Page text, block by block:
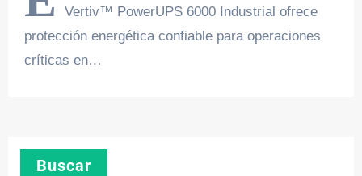
Vertiv™ PowerUPS 6000 Industrial ofrece
protección energética confiable para operaciones
críticas en…
Buscar